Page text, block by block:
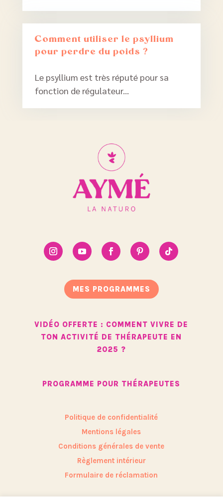
Comment utiliser le psyllium
pour perdre du poids ?
Le psyllium est très réputé pour sa
fonction de régulateur...
MES PROGRAMMES
VIDÉO OFFERTE : COMMENT VIVRE DE
TON ACTIVITÉ DE THÉRAPEUTE EN
2025 ?
PROGRAMME POUR THÉRAPEUTES
Politique de confidentialité
Mentions légales
Conditions générales de vente
Règlement intérieur
Formulaire de réclamation